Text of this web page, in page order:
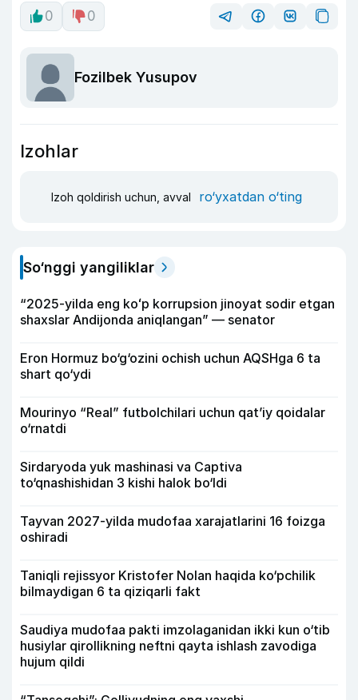
0 0
Fozilbek Yusupov
Izohlar
Izoh qoldirish uchun, avval ro‘yxatdan o‘ting
So‘nggi yangiliklar
“2025-yilda eng koʻp korrupsion jinoyat sodir etgan
shaxslar Andijonda aniqlangan” — senator
Eron Hormuz bo‘g‘ozini ochish uchun AQSHga 6 ta
shart qo‘ydi
Mourinyo “Real” futbolchilari uchun qat’iy qoidalar
o‘rnatdi
Sirdaryoda yuk mashinasi va Captiva
to‘qnashishidan 3 kishi halok bo‘ldi
Tayvan 2027-yilda mudofaa xarajatlarini 16 foizga
oshiradi
Taniqli rejissyor Kristofer Nolan haqida ko‘pchilik
bilmaydigan 6 ta qiziqarli fakt
Saudiya mudofaa pakti imzolaganidan ikki kun o‘tib
husiylar qirollikning neftni qayta ishlash zavodiga
hujum qildi